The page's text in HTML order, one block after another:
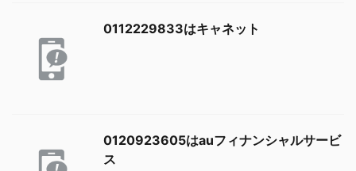
0112229833はキャネット
0120923605はauフィナンシャルサービ
ス